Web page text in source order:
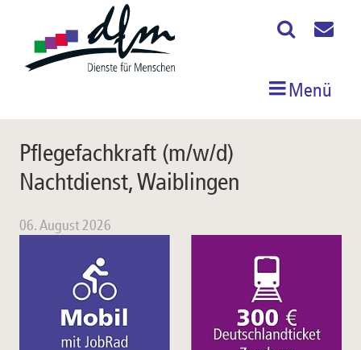
Menü
Pflegefachkraft (m/w/d)
Nachtdienst, Waiblingen
06. August 2026